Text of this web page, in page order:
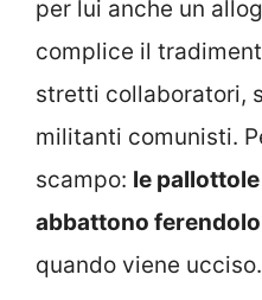
per lui anche un
complice il
stretti collaboratori,
militanti comunisti.
scampo: le
abbattono
quando viene ucciso.